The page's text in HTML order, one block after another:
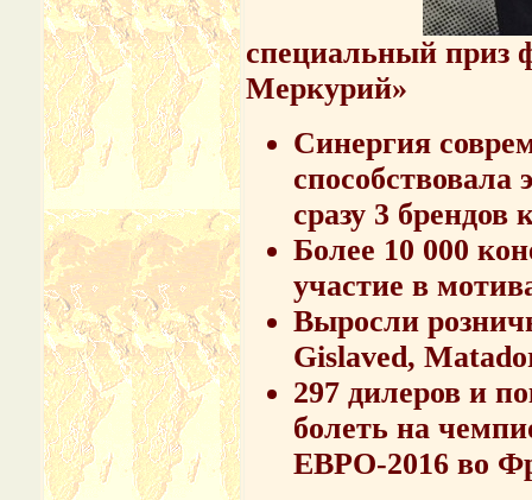
специальный приз
Меркурий»
Синергия
сразу 3 брендов
Более 10 000
участие в
Выросли
Gislaved,
297 дилеров и
болеть на
ЕВРО-2016 во